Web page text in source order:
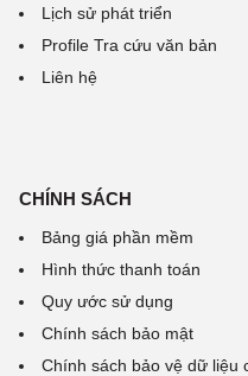
Lịch sử phát triển
Profile Tra cứu văn bản
Liên hệ
CHÍNH SÁCH
Bảng giá phần mềm
Hình thức thanh toán
Quy ước sử dụng
Chính sách bảo mật
Chính sách bảo vệ dữ liệu